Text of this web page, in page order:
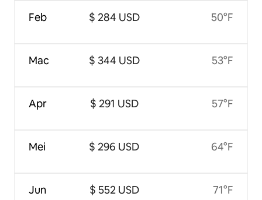
Feb
Mac
Apr
Mei
Jun
$ 284 USD
$ 344 USD
$ 291 USD
$ 296 USD
$ 552 USD
50°F
53°F
57°F
64°F
71°F